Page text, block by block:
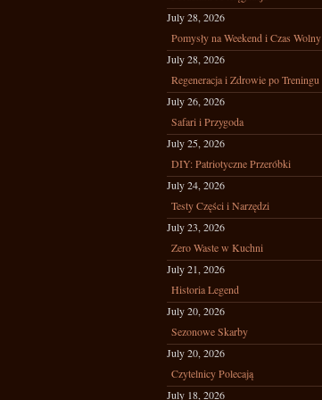
July 28, 2026
Pomysły na Weekend i Czas Wolny
July 28, 2026
Regeneracja i Zdrowie po Treningu
July 26, 2026
Safari i Przygoda
July 25, 2026
DIY: Patriotyczne Przeróbki
July 24, 2026
Testy Części i Narzędzi
July 23, 2026
Zero Waste w Kuchni
July 21, 2026
Historia Legend
July 20, 2026
Sezonowe Skarby
July 20, 2026
Czytelnicy Polecają
July 18, 2026